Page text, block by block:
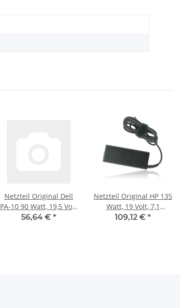
Netzteil Original Dell
PA-10 90 Watt, 19,5 Volt,
4,62 Ampere, Stecker:
56,64 € *
Netzteil Original HP 135
Watt, 19 Volt, 7,1
Ampere, Stecker: 7,4
109,12 € *